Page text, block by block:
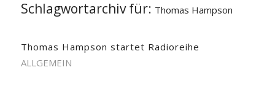
Schlagwortarchiv für: Thomas Hampson
Thomas Hampson startet Radioreihe
ALLGEMEIN